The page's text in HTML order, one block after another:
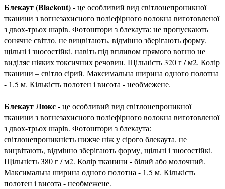
Блекаут (Blackout)- це особливий вид світлонепроникної
тканини з вогнезахисного поліефірного волокна виготовленої
з двох-трьох шарів. Фотоштори з блекаута: не пропускають
сонячне світло, не вицвітають, відмінно зберігають форму,
щільні і зносостійкі, навіть під впливом прямого вогню не
виділяє ніяких токсичних речовин. Щільність 320 г / м2. Колір
тканини – світло сірий. Максимальна ширина одного полотна
- 1,5 м. Кількість полотен і висота - необмежене.
Блекаут Люкс- це особливий вид світлонепроникної
тканини з вогнезахисного поліефірного волокна виготовленої
з двох-трьох шарів. Фотоштори з блекаута:
світлонепроникність нижче ніж у сірого блекаута, не
вицвітають, відмінно зберігають форму, щільні і зносостійкі.
Щільність 380 г / м2. Колір тканини - білий або молочний.
Максимальна ширина одного полотна - 1,5 м. Кількість
полотен і висота - необмежене.